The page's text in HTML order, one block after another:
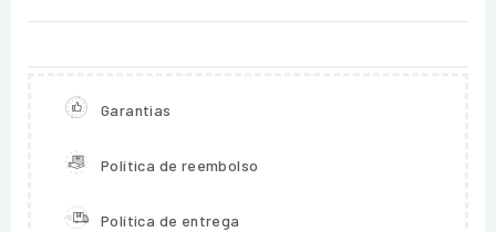
Garantias
Política de reembolso
Política de entrega